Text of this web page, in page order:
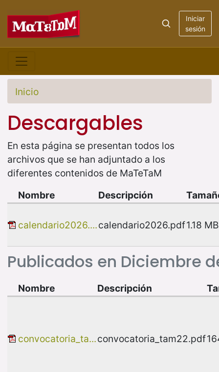
Iniciar
sesión
Inicio
Descargables
En esta página se presentan todos los
archivos que se han adjuntado a los
diferentes contenidos de MaTeTaM
Publicados en Diciembre
Nombre Descripción
calendario2026....calendario2026.pdf1.18 MB
Nombre Descripción
convocatoria_ta...convocatoria_tam22.pdf